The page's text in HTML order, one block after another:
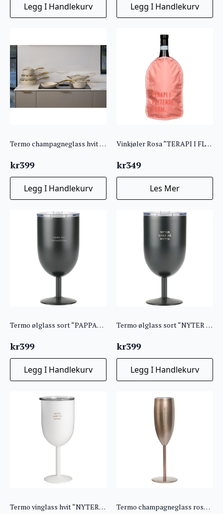
Legg I Handlekurv Legg I Handlekurv
Termo champagneglass hvit “STERK SOM FAEN”
kr399
Legg I Handlekurv
Vinkjøler Rosa “TERAPI I FLYTENDE FORM”
kr349
Les Mer
Termo ølglass sort “PAPPAKROPPEN”
kr399
Legg I Handlekurv
Termo ølglass sort “NYTER LIVET PÅ HYTTA”
kr399
Legg I Handlekurv
Termo vinglass hvit “NYTER LIVET PÅ HYTTA” Termo champagneglass rosegull “HYTTEBOBLER”